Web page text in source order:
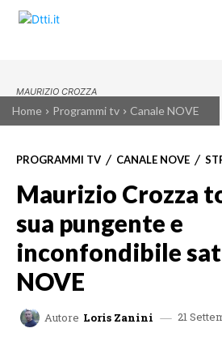
Home Programmi tv Canale NOVE
MAURIZIO CROZZA
PROGRAMMI TV CANALE NOVE
Maurizio Crozza
sua pungente e
inconfondibile
NOVE
Autore Loris Zanini 21